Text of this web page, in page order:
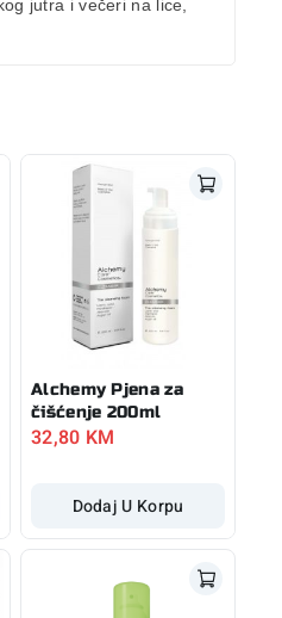
jutra i večeri na lice,
Alchemy Pjena za
čišćenje 200ml
32,80 KM
Dodaj U Korpu